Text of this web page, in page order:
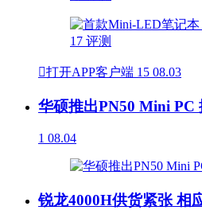
打开APP客户端 15 08.03
华硕推出PN50 Mini PC
1 08.04
锐龙4000H供货紧张 相